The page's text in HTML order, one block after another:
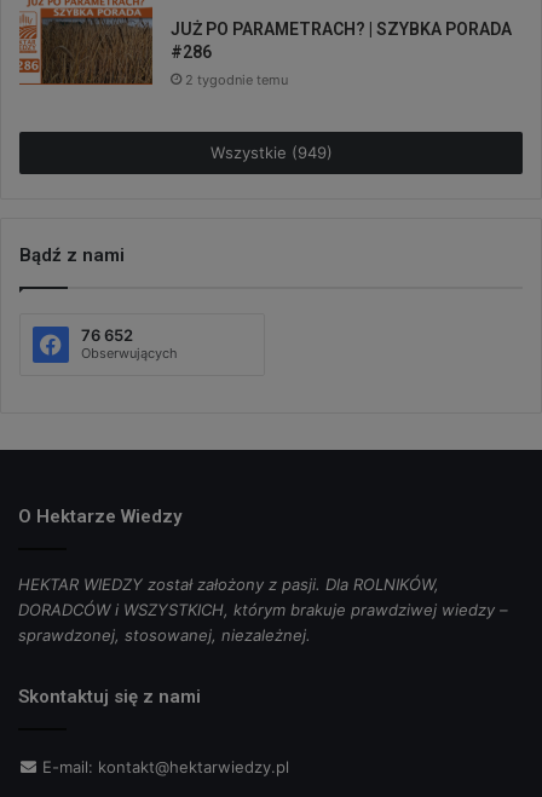
JUŻ PO PARAMETRACH? | SZYBKA PORADA
#286
2 tygodnie temu
Wszystkie (949)
Bądź z nami
76 652
Obserwujących
O Hektarze Wiedzy
HEKTAR WIEDZY został założony z pasji. Dla ROLNIKÓW,
DORADCÓW i WSZYSTKICH, którym brakuje prawdziwej wiedzy –
sprawdzonej, stosowanej, niezależnej.
Skontaktuj się z nami
E-mail: kontakt@hektarwiedzy.pl